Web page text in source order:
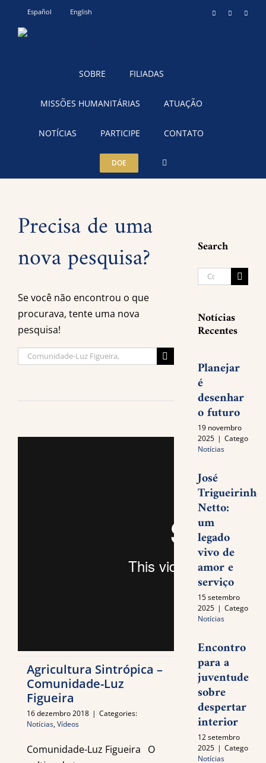
Español English InstagramYouTube
SOBRE FILIADAS
MISSÕES HUMANITÁRIAS ATUAÇÃO
NOTÍCIAS PARTICIPE CONTATO
DOE
Precisa de uma
nova pesquisa?
Se você não encontrou o que
procurava, tente uma nova
pesquisa!
Buscar
resultados
Agricultura Sintrópica –
Comunidade-Luz
Figueira
16 dezembro 2018 | Categories:
Notícias,Vídeos
Comunidade-Luz Figueira O
Search
Buscar
Notícias
Recentes
Planejar
é
desenhar
o futuro
19 novembro
2025 | Categories:
Notícias
José
Trigueirinho
Netto:
um
legado
vivo de
amor e
serviço
15 setembro
2025 | Categories:
Notícias
Encontro
para a
juventude
sobre
despertar
interior
12 setembro
2025 | Categories:
Notícias